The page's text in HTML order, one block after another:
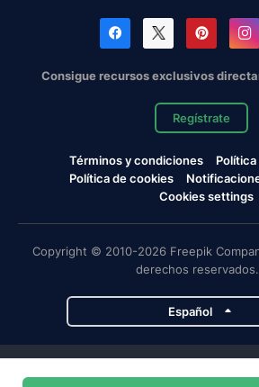
Consigue recursos exclusivos
Regístrate
Términos y condiciones
Política de cookies
Cookies settings
Copyright © 2010-2026 Freepik
derechos reservados.
Español